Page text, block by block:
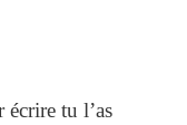
tu l’as